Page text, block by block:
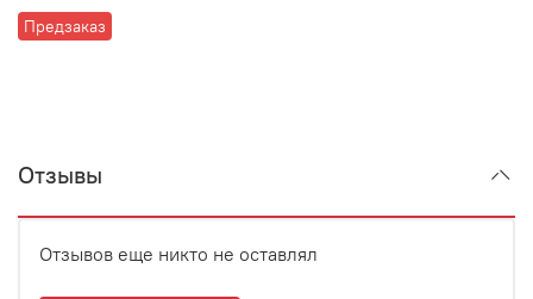
Предзаказ
Отзывы
Отзывов еще никто не оставлял